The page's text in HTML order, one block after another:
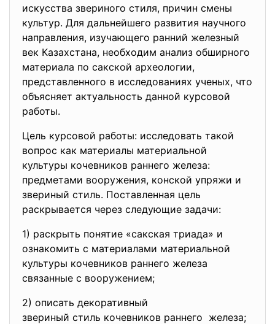
искусства звериного стиля, причин смены
культур. Для дальнейшего развития научного
направления, изучающего ранний железный
век Казахстана, необходим анализ обширного
материала по сакской археологии,
представленного в исследованиях ученых, что
объясняет актуальность данной курсовой
работы.
Цель курсовой работы: исследовать такой
вопрос как материалы материальной
культуры кочевников раннего железа:
предметами вооружения, конской упряжи и
звериный стиль. Поставленная цель
раскрывается через следующие задачи:
1) раскрыть понятие «сакская триада» и
ознакомить с материалами материальной
культуры кочевников раннего железа
связанные с вооружением;
2) описать декоративный
звериный стиль кочевников раннего железа;